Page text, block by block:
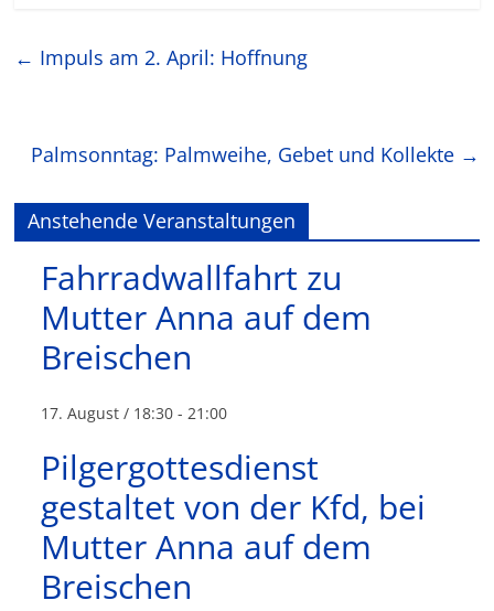
← Impuls am 2. April: Hoffnung
Palmsonntag: Palmweihe, Gebet und Kollekte →
Anstehende Veranstaltungen
Fahrradwallfahrt zu
Mutter Anna auf dem
Breischen
17. August / 18:30 -21:00
Pilgergottesdienst
gestaltet von der Kfd, bei
Mutter Anna auf dem
Breischen